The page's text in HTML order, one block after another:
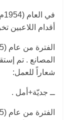
أقدام اللاعبين
المصانع . تم
شعاراً للعمل:
ــ جديّة+أمل .